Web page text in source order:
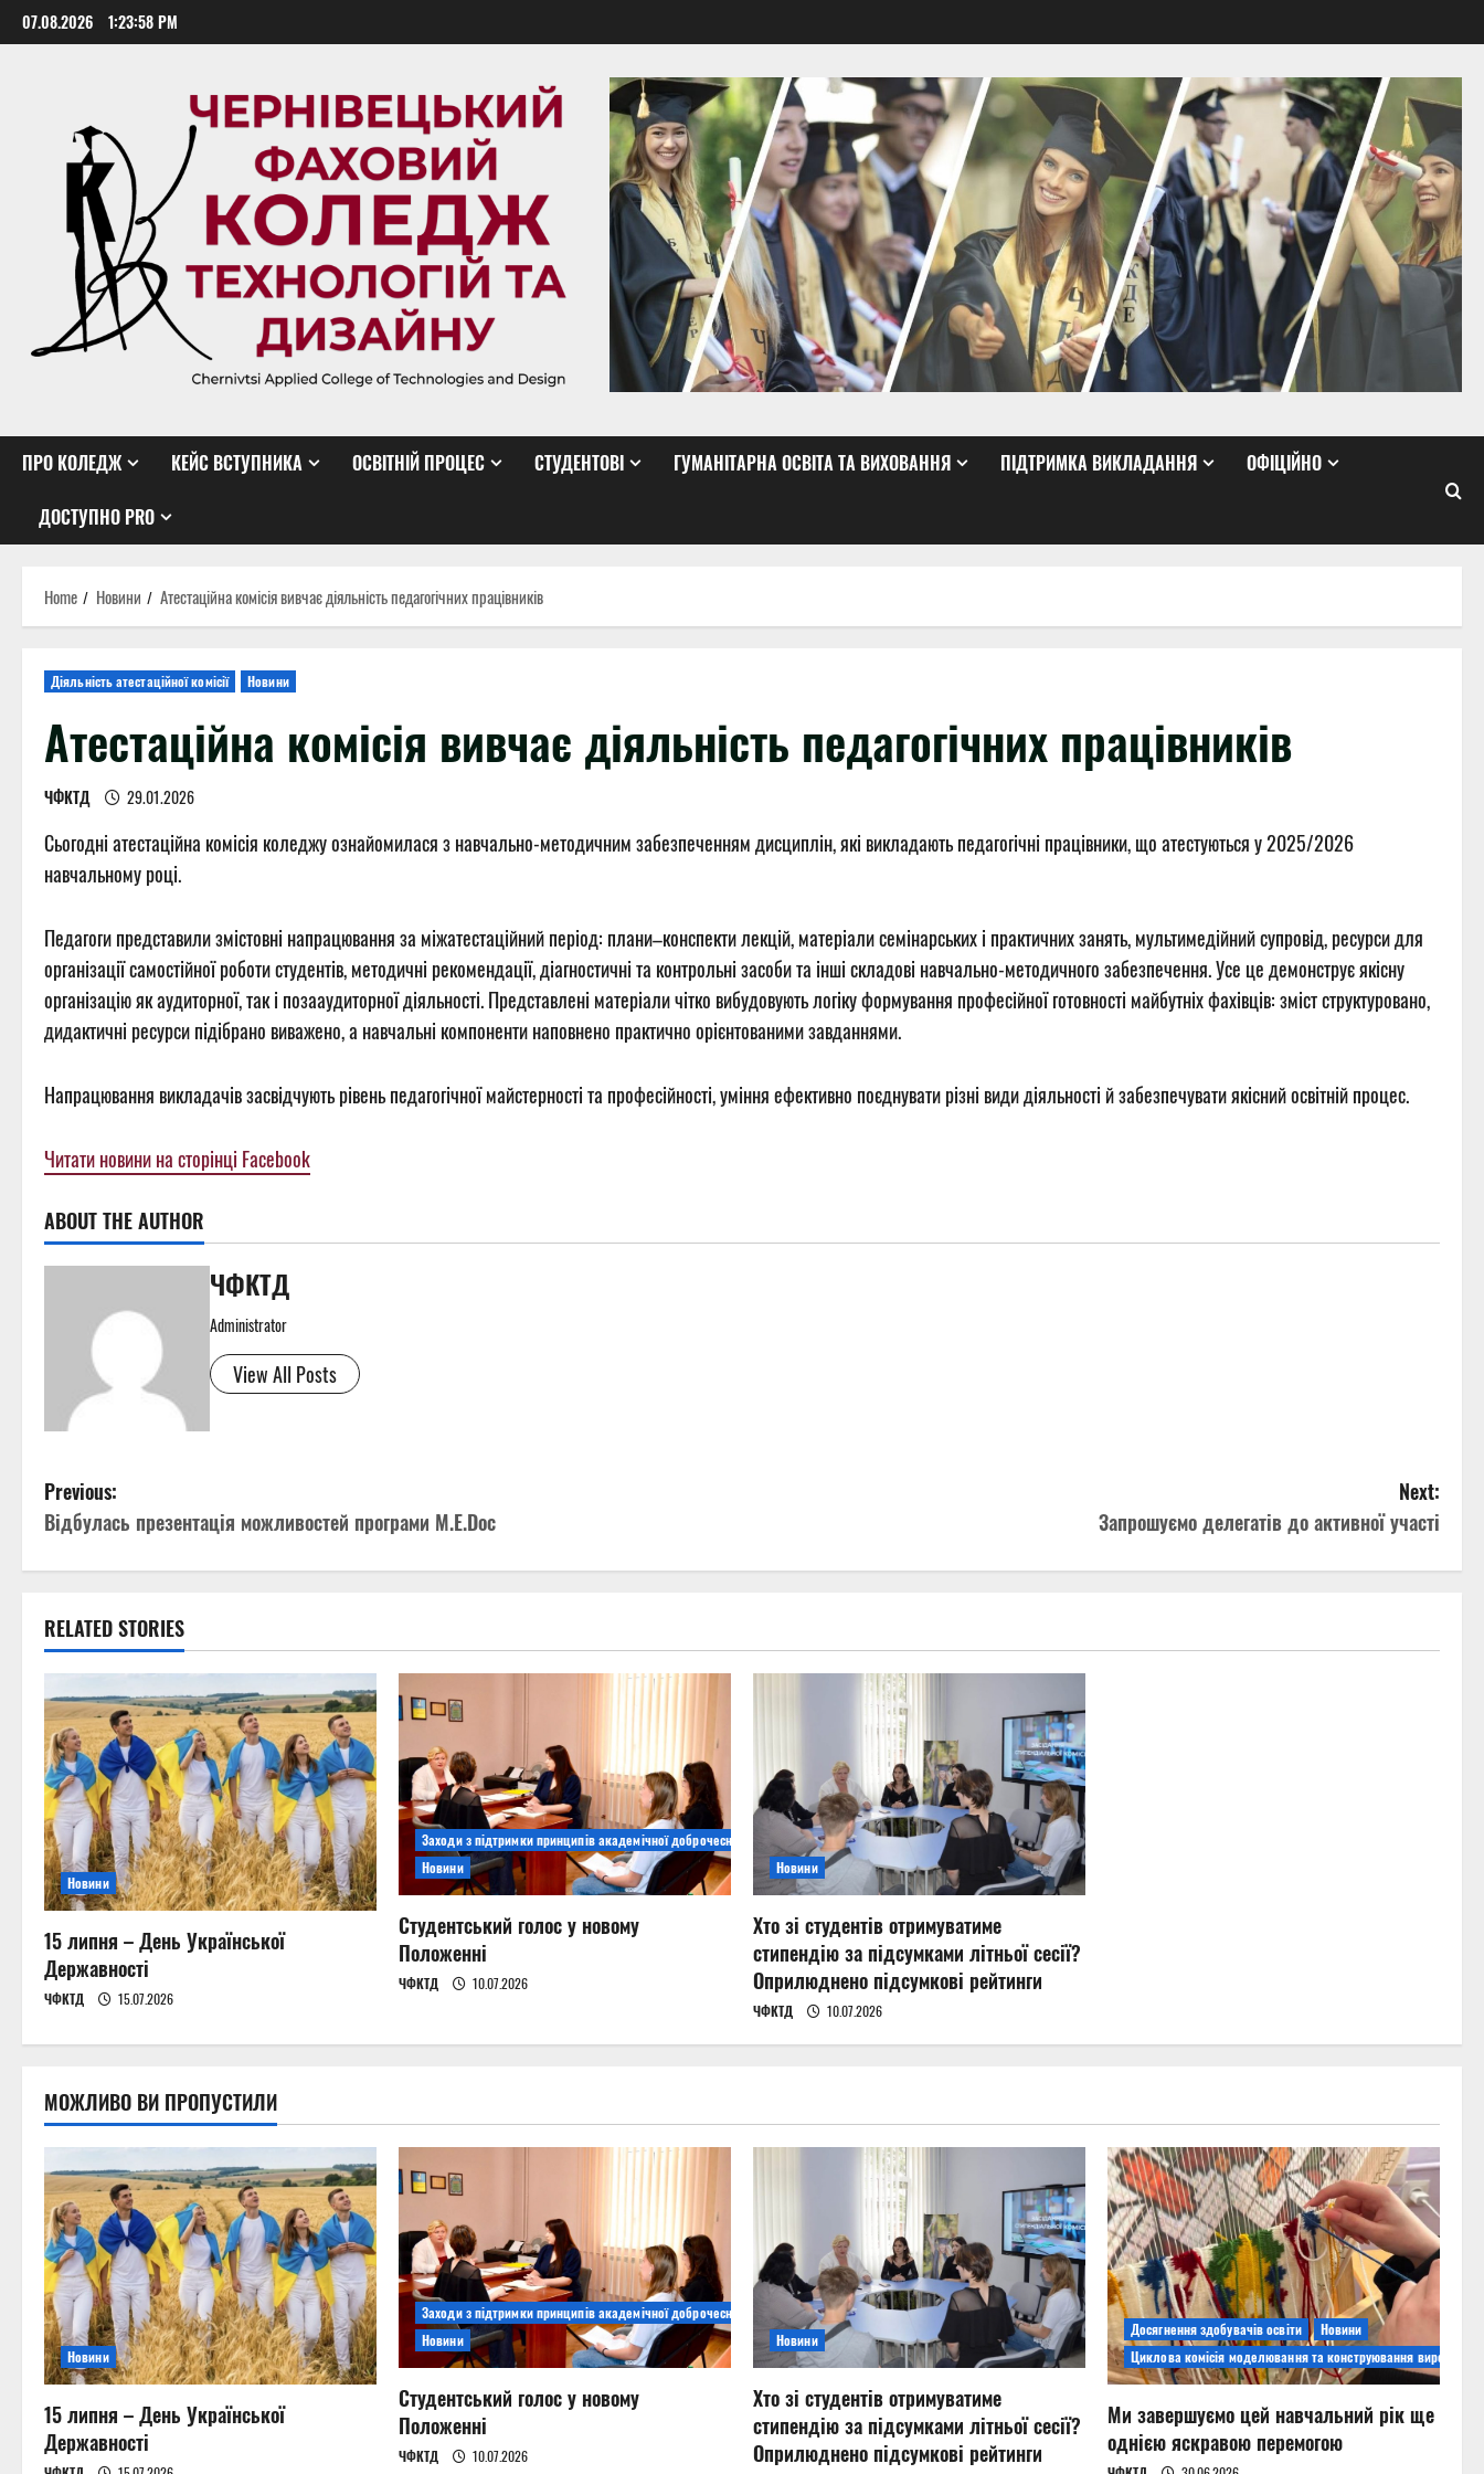
Skip
to
07.08.2026 1:23:59 PM
ПРО КОЛЕДЖ КЕЙС ВСТУПНИКА ОСВІТНІЙ ПРОЦЕС СТУДЕНТОВІ ГУМАНІТАРНА ОСВІТА ТА ВИХОВАННЯ ПІДТРИМКА ВИКЛАДАННЯ ОФІЦІЙНО
ДОСТУПНО PRO
Home Новини Атестаційна комісія вивчає діяльність педагогічних працівників
Діяльність атестаційної комісії Новини
Атестаційна комісія вивчає діяльність педагогічних працівників
ЧФКТД 29.01.2026
Сьогодні атестаційна комісія коледжу ознайомилася з навчально-методичним забезпеченням дисциплін, які викладають педагогічні працівники, що атестуються у 2025/2026
навчальному році.
Педагоги представили змістовні напрацювання за міжатестаційний період: плани–конспекти лекцій, матеріали семінарських і практичних занять, мультимедійний супровід, ресурси для
організації самостійної роботи студентів, методичні рекомендації, діагностичні та контрольні засоби та інші складові навчально-методичного забезпечення. Усе це демонструє якісну
організацію як аудиторної, так і позааудиторної діяльності. Представлені матеріали чітко вибудовують логіку формування професійної готовності майбутніх фахівців: зміст структуровано,
дидактичні ресурси підібрано виважено, а навчальні компоненти наповнено практично орієнтованими завданнями.
Напрацювання викладачів засвідчують рівень педагогічної майстерності та професійності, уміння ефективно поєднувати різні види діяльності й забезпечувати якісний освітній процес.
Читати новини на сторінці Facebook
ABOUT THE AUTHOR
ЧФКТД
Administrator
View All Posts
P
o
t
n
a
v
i
g
a
t
i
o
n
Previous:
Відбулась презентація можливостей програми M.E.Doc
Next:
Запрошуємо делегатів до активної участі
RELATED STORIES
Новини
15 липня – День Української
Державності
ЧФКТД 15.07.2026
Заходи з підтримки принципів академічної доброчесності
Новини
Студентський голос у новому
Положенні
ЧФКТД 10.07.2026
Новини
Хто зі студентів отримуватиме
стипендію за підсумками літньої сесії?
Оприлюднено підсумкові рейтинги
ЧФКТД 10.07.2026
МОЖЛИВО ВИ ПРОПУСТИЛИ
Новини
15 липня – День Української
Державності
Заходи з підтримки принципів академічної доброчесності
Новини
Студентський голос у новому
Положенні
ЧФКТД 10.07.2026
Новини
Хто зі студентів отримуватиме
стипендію за підсумками літньої сесії?
Оприлюднено підсумкові рейтинги
Досягнення здобувачів освіти
Новини
Циклова комісія моделювання та конструювання виробів
Ми завершуємо цей навчальний рік ще
однією яскравою перемогою